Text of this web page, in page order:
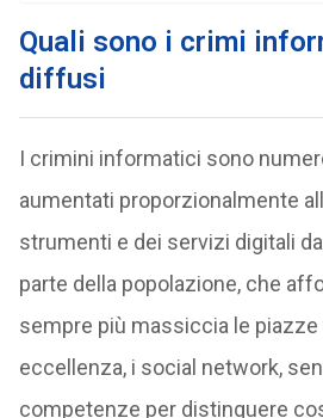
Quali sono i crimi
diffusi
I crimini informatici sono
aumentati proporzionalmente
strumenti e dei servizi digitali
parte della popolazione, che
sempre più massiccia le piazze
eccellenza, i social network,
competenze per distinguere